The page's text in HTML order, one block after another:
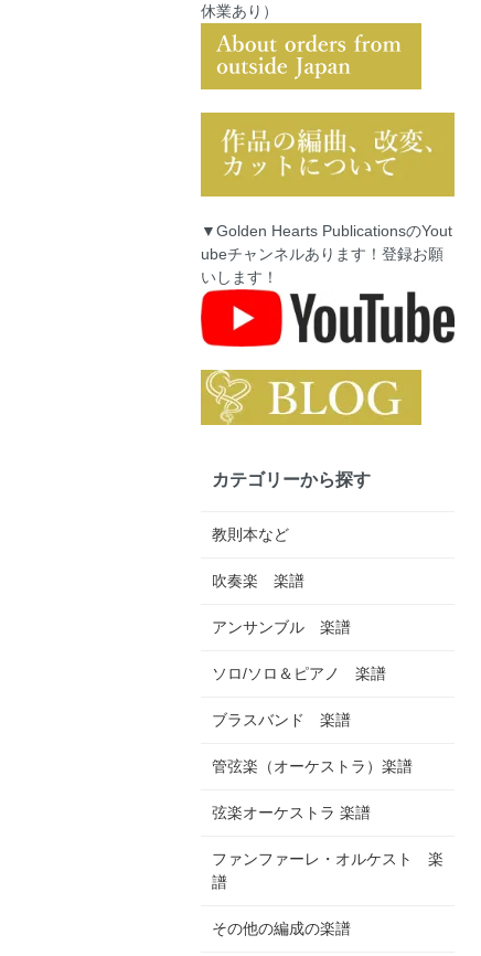
休業あり）
▼Golden Hearts PublicationsのYout
ubeチャンネルあります！登録お願
いします！
カテゴリーから探す
教則本など
吹奏楽 楽譜
アンサンブル 楽譜
ソロ/ソロ＆ピアノ 楽譜
ブラスバンド 楽譜
管弦楽（オーケストラ）楽譜
弦楽オーケストラ 楽譜
ファンファーレ・オルケスト 楽
譜
その他の編成の楽譜